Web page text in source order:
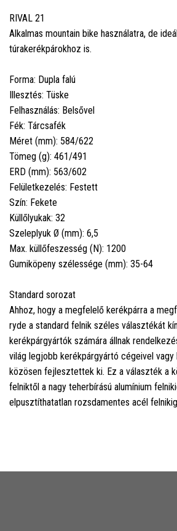
RIVAL 21
Alkalmas mountain bike használatra, de
túrakerékpárokhoz is.
Forma: Dupla falú
Illesztés: Tüske
Felhasználás: Belsővel
Fék: Tárcsafék
Méret (mm): 584/622
Tömeg (g): 461/491
ERD (mm): 563/602
Felületkezelés: Festett
Szín: Fekete
Küllőlyukak: 32
Szeleplyuk Ø (mm): 6,5
Max. küllőfeszesség (N): 1200
Gumiköpeny szélessége (mm): 35-64
Standard sorozat
Ahhoz, hogy a megfelelő kerékpárra a
ryde a standard felnik széles választékát
kerékpárgyártók számára állnak
világ legjobb kerékpárgyártó cégeivel vagy
közösen fejlesztettek ki. Ez a választék a
felniktől a nagy teherbírású alumínium
elpusztíthatatlan rozsdamentes acél